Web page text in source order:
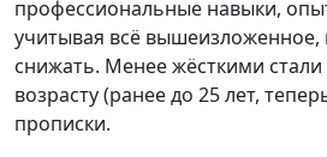
профессиональные навыки,
учитывая всё вышеизложенное,
снижать. Менее жёсткими
возрасту (ранее до 25 лет,
прописки.